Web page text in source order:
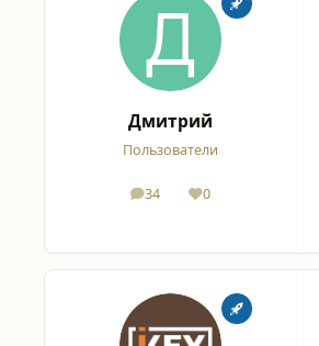
Дмитрий
Пользователи
34
сообщения
0
Репутация